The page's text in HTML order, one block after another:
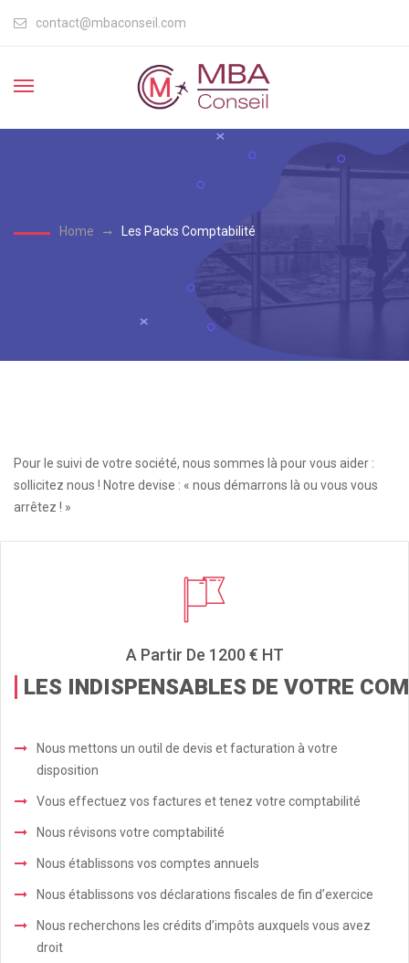
contact@mbaconseil.com
Home Les Packs Comptabilité
Pour le suivi de votre société, nous sommes là pour vous aider :
sollicitez nous ! Notre devise : « nous démarrons là ou vous vous
arrêtez ! »
A Partir De 1200 € HT
LES INDISPENSABLES DE VOTRE
Nous mettons un outil de devis et facturation à votre
disposition
Vous effectuez vos factures et tenez votre comptabilité
Nous révisons votre comptabilité
Nous établissons vos comptes annuels
Nous établissons vos déclarations fiscales de fin d’exercice
Nous recherchons les crédits d’impôts auxquels vous avez
droit